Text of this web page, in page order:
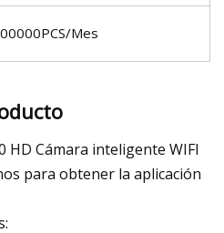
Mes
HD Cámara inteligente WIFI
para obtener la aplicación